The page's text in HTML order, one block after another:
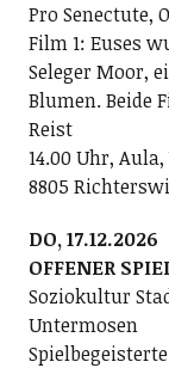
Pro Senectute,
Film 1: Euses
Seleger Moor,
Blumen. Beide
Reist
14.00 Uhr,
8805
DO, 17.12.2026
OFFENER
Soziokultur
Untermosen